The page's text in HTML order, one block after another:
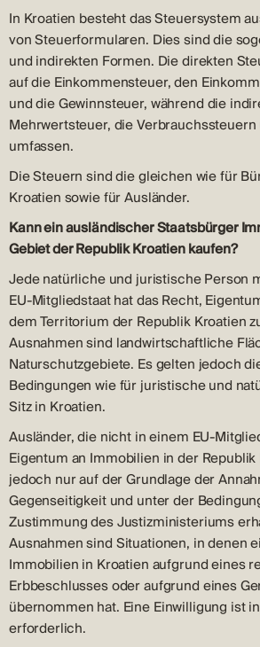
In Kroatien besteht das Steuersystem
von Steuerformularen. Dies sind die
und indirekten Formen. Die direkten
auf die Einkommensteuer, den
und die Gewinnsteuer, während die
Mehrwertsteuer, die
umfassen.
Die Steuern sind die gleichen wie für
Kroatien sowie für Ausländer.
Kann ein ausländischer Staatsbürger
Gebiet der Republik Kroatien kaufen?
Jede natürliche und juristische Person
EU-Mitgliedstaat hat das Recht,
dem Territorium der Republik Kroatien
Ausnahmen sind landwirtschaftliche
Naturschutzgebiete. Es gelten jedoch
Bedingungen wie für juristische und
Sitz in Kroatien.
Ausländer, die nicht in einem EU-
Eigentum an Immobilien in der
jedoch nur auf der Grundlage der
Gegenseitigkeit und unter der
Zustimmung des Justizministeriums
Ausnahmen sind Situationen, in denen
Immobilien in Kroatien aufgrund eines
Erbbeschlusses oder aufgrund eines
übernommen hat. Eine Einwilligung ist
erforderlich.